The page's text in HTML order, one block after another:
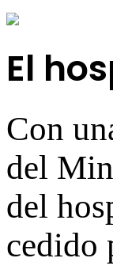
El
Con
del
del
cedido